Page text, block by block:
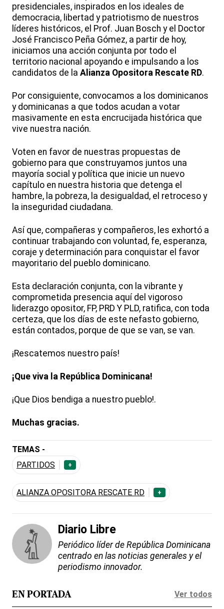
presidenciales, inspirados en los ideales de
democracia, libertad y patriotismo de nuestros
líderes históricos, el Prof. Juan Bosch y el Doctor
José Francisco Peña Gómez, a partir de hoy,
iniciamos una acción conjunta por todo el
territorio nacional apoyando e impulsando a los
candidatos de la Alianza Opositora Rescate RD.
Por consiguiente, convocamos a los dominicanos
y dominicanas a que todos acudan a votar
masivamente en esta encrucijada histórica que
vive nuestra nación.
Voten en favor de nuestras propuestas de
gobierno para que construyamos juntos una
mayoría social y política que inicie un nuevo
capítulo en nuestra historia que detenga el
hambre, la pobreza, la desigualdad, el retroceso y
la inseguridad ciudadana.
Así que, compañeras y compañeros, les exhortó a
continuar trabajando con voluntad, fe, esperanza,
coraje y determinación para conquistar el favor
mayoritario del pueblo dominicano.
Esta declaración conjunta, con la vibrante y
comprometida presencia aquí del vigoroso
liderazgo opositor, FP, PRD Y PLD, ratifica, con toda
certeza, que los días de este nefasto gobierno,
están contados, porque de que se van, se van.
¡Rescatemos nuestro país!
¡Que viva la República Dominicana!
¡Que Dios bendiga a nuestro pueblo!.
Muchas gracias.
TEMAS -
PARTIDOS
+
ALIANZA OPOSITORA RESCATE RD +
Diario Libre
Periódico líder de República Dominicana
centrado en las noticias generales y el
periodismo innovador.
EN PORTADA Ver todos